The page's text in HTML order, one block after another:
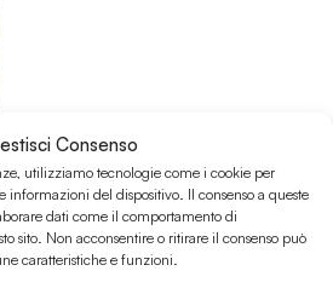
Consenso
utilizziamo tecnologie come i cookie per
informazioni del dispositivo. Il consenso a queste
dati come il comportamento di
sito. Non acconsentire o ritirare il consenso può
caratteristiche e funzioni.
Soft rock/Soul